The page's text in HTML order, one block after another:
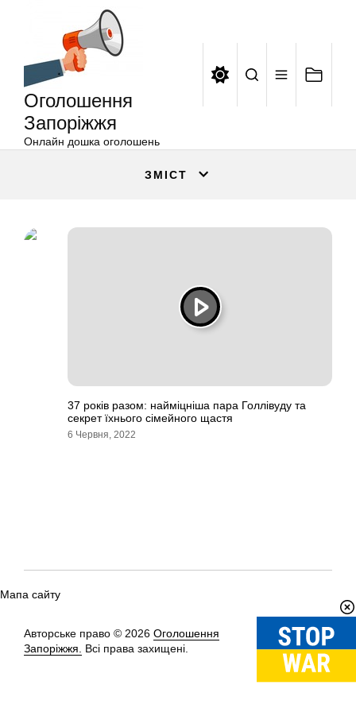
Оголошення
Запоріжжя
Онлайн дошка оголошень
ЗМІСТ
37 років разом: найміцніша пара Голлівуду та
секрет їхнього сімейного щастя
6 Червня, 2022
Мапа сайту
Авторське право © 2026 Оголошення
Запоріжжя.
Всі права захищені.
Вгору↑